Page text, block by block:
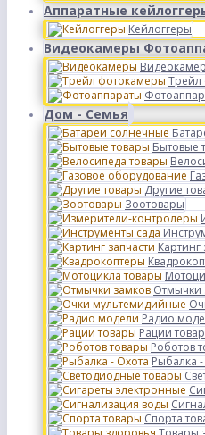
Аппаратные
Кейлоггеры
Видеокамеры
Трейл
Дом - Семья
Бытовые
Другие
Зоотовары
Картинг
Отмычки
Радио
Рации
Роботов
Рыбалка
Спорта